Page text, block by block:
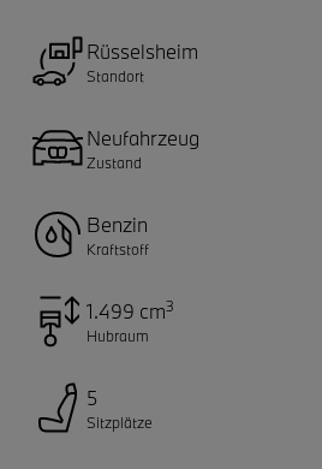
Rüsselsheim
Standort
Neufahrzeug
Zustand
Benzin
Kraftstoff
1.499 cm3
Hubraum
5
Sitzplätze